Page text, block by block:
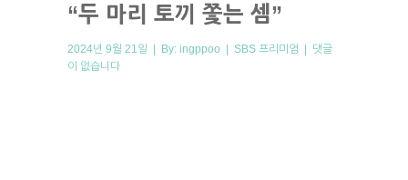
“두 마리 토끼 쫓는 셈”
2024년 9월 21일 | By: ingppoo | SBS 프리미엄 | 댓글
이 없습니다